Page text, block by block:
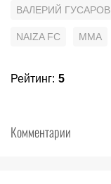
ВАЛЕРИЙ ГУСАРОВ
NAIZA FC MMA
Рейтинг: 5
Комментарии